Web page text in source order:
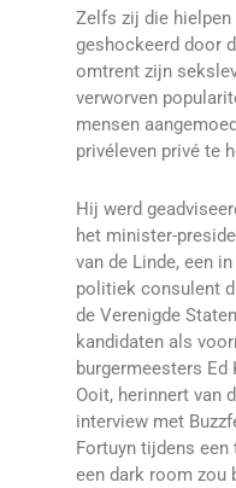
Zelfs zij die
geshockeerd door
omtrent zijn
verworven
mensen
privéleven privé te
Hij werd
het minister-
van de Linde, een
politiek consulent
de Verenigde
kandidaten als
burgermeesters Ed
Ooit, herinnert van
interview met
Fortuyn tijdens
een dark room zou